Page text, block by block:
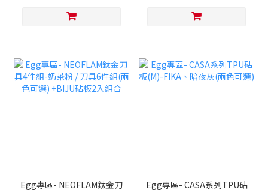
Egg專區- NEOFLAM鈦金刀 Egg專區- CASA系列TPU砧